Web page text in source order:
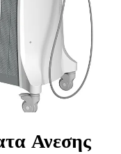
Ανεσης